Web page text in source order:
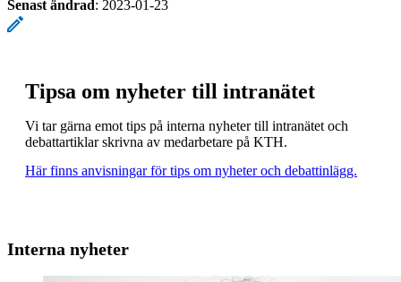
Senast ändrad : 2023-01-23
Tipsa om nyheter till intranätet
Vi tar gärna emot tips på interna nyheter till intranätet och
debattartiklar skrivna av medarbetare på KTH.
Här finns anvisningar för tips om nyheter och debattinlägg.
Interna nyheter